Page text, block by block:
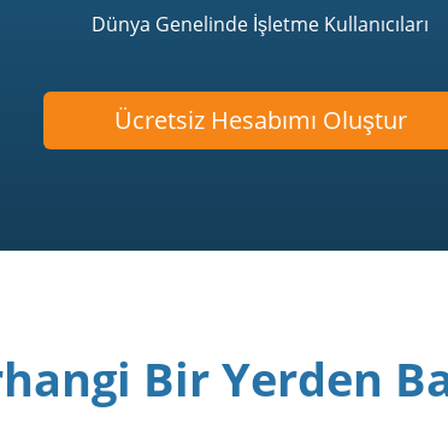
Dünya Genelinde İşletme Kullanıcıları
Ücretsiz Hesabımı Oluştur
Bir Yerden